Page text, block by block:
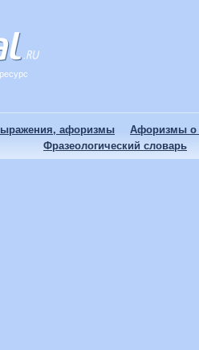
афоризмы Афоризмы о
Фразеологический словарь